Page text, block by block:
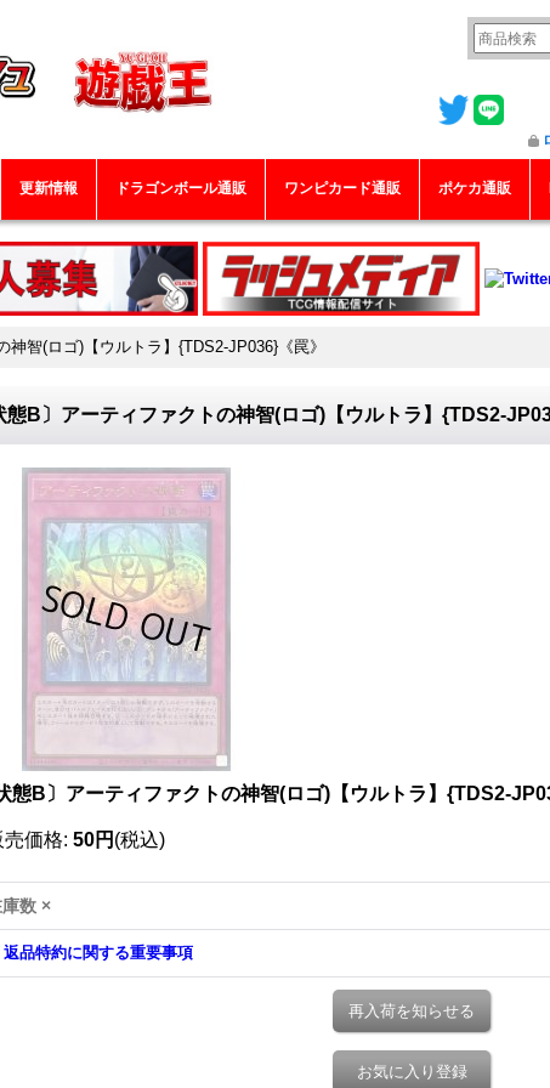
更新情報 ドラゴンボール通販 ワンピカード通販 ポケカ通販
神智(ロゴ)【ウルトラ】{TDS2-JP036}《罠》
態B〕アーティファクトの神智(ロゴ)【ウルトラ】{TDS2-
態B〕アーティファクトの神智(ロゴ)【ウルトラ】{TDS2-
売価格: 50円 (税込)
数 ×
返品特約に関する重要事項
再入荷を知らせる
お気に入り登録